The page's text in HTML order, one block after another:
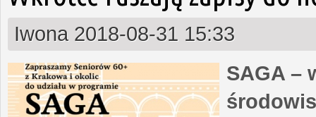
Iwona 2018-08-31 15:33
SAGA –